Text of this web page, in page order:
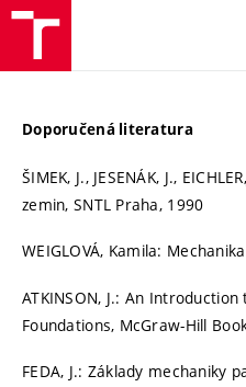
Doporučená literatura
ŠIMEK, J., JESENÁK, J.,
zemin, SNTL Praha, 1990
WEIGLOVÁ, Kamila:
ATKINSON, J.: An
Foundations, McGraw-Hill
FEDA, J.: Základy mechaniky